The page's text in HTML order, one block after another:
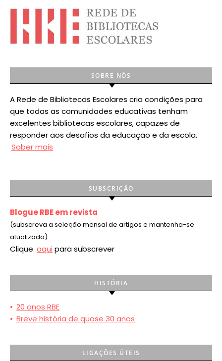
SOBRE NÓS
A Rede de Bibliotecas Escolares cria condições para
que todas as comunidades educativas tenham
excelentes bibliotecas escolares, capazes de
responder aos desafios da educação e da escola.
Saber mais
SUBSCRIÇÃO
Blogue RBE em revista
(subscreva a seleção mensal de artigos e mantenha-se
atualizado)
Clique aqui para subscrever
HISTÓRIA
• 20 anos RBE
• Breve história de quase 30 anos
LIGAÇÕES ÚTEIS